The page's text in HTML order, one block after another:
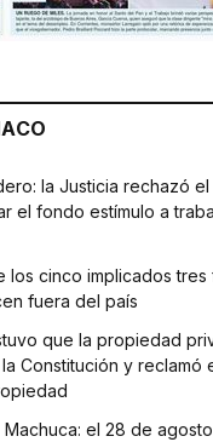
la Justicia rechazó
el fondo estímulo a
los cinco implicados
fuera del país
que la propiedad
Constitución y reclamó
Machuca: el 28 de